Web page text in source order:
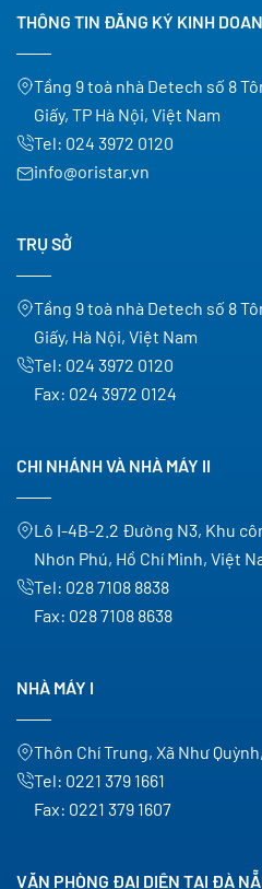
THÔNG TIN ĐĂNG KÝ KINH
Tầng 9 toà nhà Detech số 8
Giấy, TP Hà Nội, Việt Nam
Tel: 024 3972 0120
info@oristar.vn
TRỤ SỞ
Tầng 9 toà nhà Detech số 8
Giấy, Hà Nội, Việt Nam
Tel: 024 3972 0120
Fax: 024 3972 0124
CHI NHÁNH VÀ NHÀ MÁY II
Lô I-4B-2.2 Đường N3, Khu
Nhơn Phú, Hồ Chí Minh, Việt
Tel: 028 7108 8838
Fax: 028 7108 8638
NHÀ MÁY I
Thôn Chí Trung, Xã Như
Tel: 0221 379 1661
Fax: 0221 379 1607
VĂN PHÒNG ĐẠI DIỆN TẠI ĐÀ